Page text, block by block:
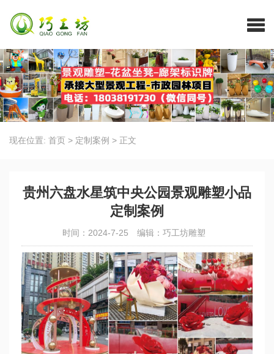
现在位置: 首页 > 定制案例 > 正文
贵州六盘水星筑中央公园景观雕塑小品
定制案例
时间：2024-7-25 编辑：巧工坊雕塑